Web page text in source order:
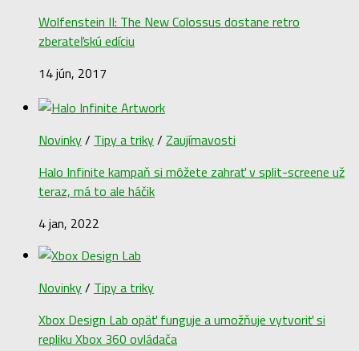
Wolfenstein II: The New Colossus dostane retro
zberateľskú edíciu
14 jún, 2017
Novinky/ Tipy a triky/ Zaujímavosti
Halo Infinite kampaň si môžete zahrať v split-screene už
teraz, má to ale háčik
4 jan, 2022
Novinky/ Tipy a triky
Xbox Design Lab opäť funguje a umožňuje vytvoriť si
repliku Xbox 360 ovládača